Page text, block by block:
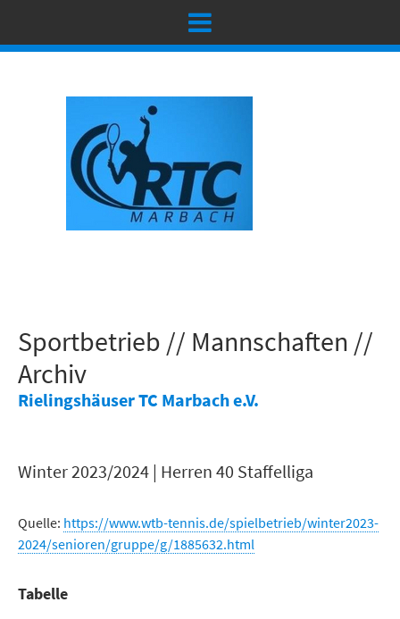
Sportbetrieb // Mannschaften //
Archiv
Rielingshäuser TC Marbach e.V.
Winter 2023/2024 | Herren 40 Staffelliga
Quelle: https://www.wtb-tennis.de/spielbetrieb/winter2023-
2024/senioren/gruppe/g/1885632.html
Tabelle